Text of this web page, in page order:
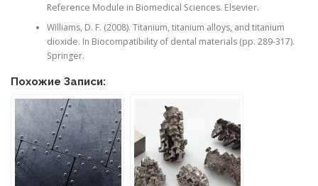
Reference Module in Biomedical Sciences. Elsevier.
Williams, D. F. (2008). Titanium, titanium alloys, and titanium
dioxide. In Biocompatibility of dental materials (pp. 289-317).
Springer.
Похожие Записи: